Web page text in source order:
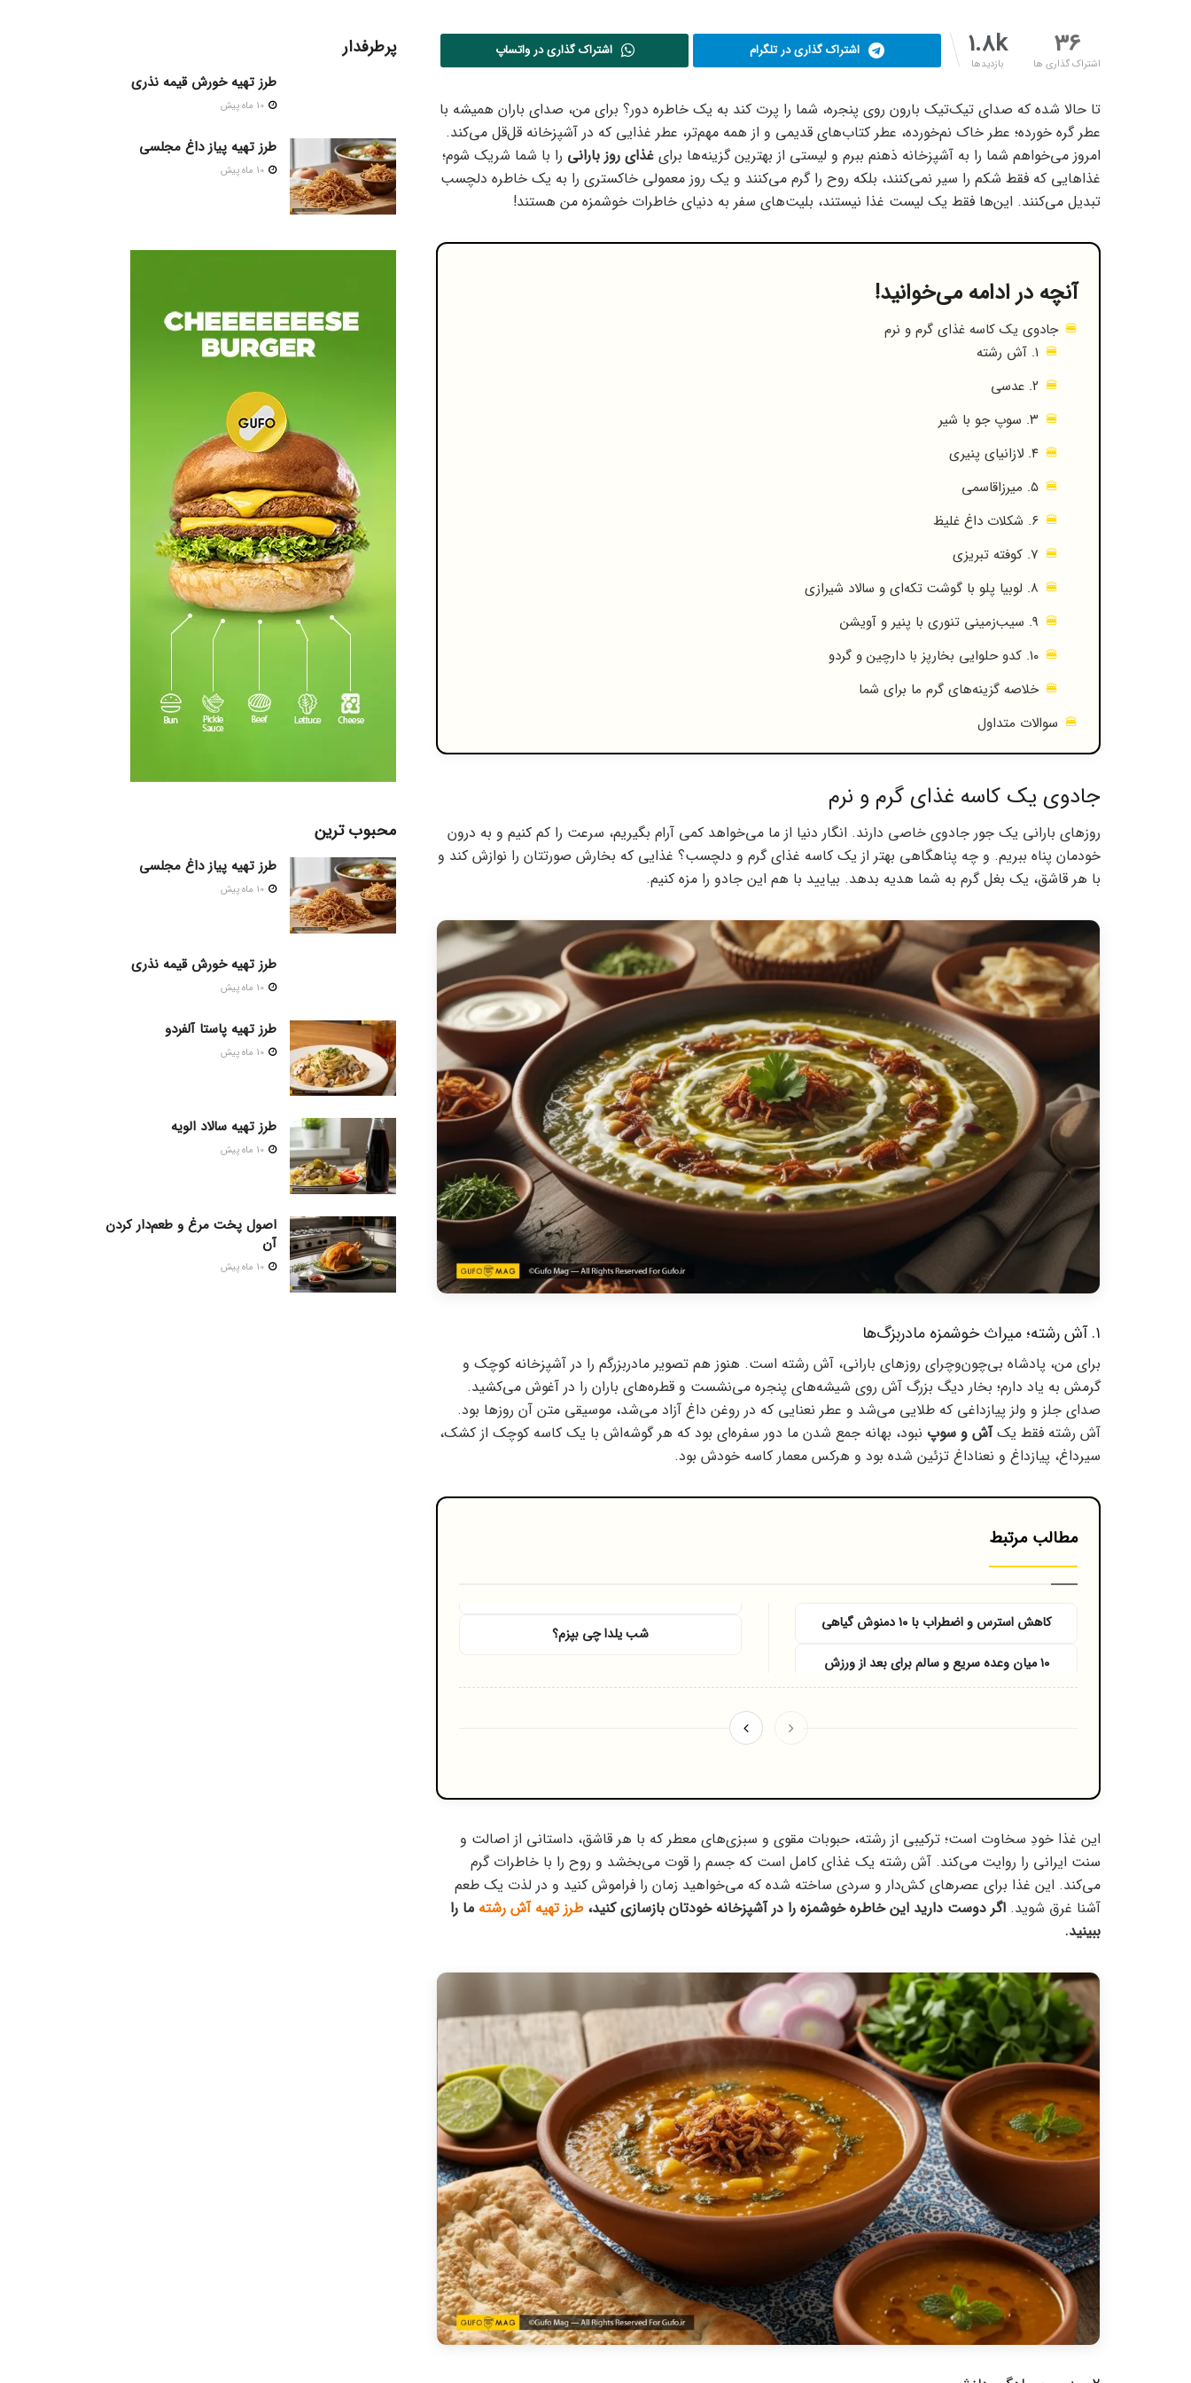
36
اشتراک گذاری ها
1.8k
بازدیدها
اشتراک گذاری در تلگرام اشتراک گذاری در واتساپ
تا حالا شده که صدای تیک‌تیک بارون روی پنجره، شما را پرت کند به یک خاطره دور؟ برای من، صدای باران همیشه با
عطر گره خورده؛ عطر خاک نم‌خورده، عطر کتاب‌های قدیمی و از همه مهم‌تر، عطر غذایی که در آشپزخانه قل‌قل می‌کند.
امروز می‌خواهم شما را به آشپزخانه ذهنم ببرم و لیستی از بهترین گزینه‌ها برای غذای روز بارانی را با شما شریک شوم؛
غذاهایی که فقط شکم را سیر نمی‌کنند، بلکه روح را گرم می‌کنند و یک روز معمولی خاکستری را به یک خاطره دلچسب
تبدیل می‌کنند. این‌ها فقط یک لیست غذا نیستند، بلیت‌های سفر به دنیای خاطرات خوشمزه من هستند!
آنچه در ادامه می‌خوانید!
جادوی یک کاسه غذای گرم و نرم
۱. آش رشته
۲. عدسی
۳. سوپ جو با شیر
۴. لازانیای پنیری
۵. میرزاقاسمی
۶. شکلات داغ غلیظ
۷. کوفته تبریزی
۸. لوبیا پلو با گوشت تکه‌ای و سالاد شیرازی
۹. سیب‌زمینی تنوری با پنیر و آویشن
۱۰. کدو حلوایی بخارپز با دارچین و گردو
خلاصه گزینه‌های گرم ما برای شما
سوالات متداول
جادوی یک کاسه غذای گرم و نرم
روزهای بارانی یک جور جادوی خاصی دارند. انگار دنیا از ما می‌خواهد کمی آرام بگیریم، سرعت را کم کنیم و به درون
خودمان پناه ببریم. و چه پناهگاهی بهتر از یک کاسه غذای گرم و دلچسب؟ غذایی که بخارش صورتتان را نوازش کند و
با هر قاشق، یک بغل گرم به شما هدیه بدهد. بیایید با هم این جادو را مزه کنیم.
۱. آش رشته؛ میراث خوشمزه مادربزگ‌ها
برای من، پادشاه بی‌چون‌وچرای روزهای بارانی، آش رشته است. هنوز هم تصویر مادربزرگم را در آشپزخانه کوچک و
گرمش به یاد دارم؛ بخار دیگ بزرگ آش روی شیشه‌های پنجره می‌نشست و قطره‌های باران را در آغوش می‌کشید.
صدای جلز و ولز پیازداغی که طلایی می‌شد و عطر نعنایی که در روغن داغ آزاد می‌شد، موسیقی متن آن روزها بود.
آش رشته فقط یکآش و سوپ نبود، بهانه جمع شدن ما دور سفره‌ای بود که هر گوشه‌اش با یک کاسه کوچک از کشک،
سیرداغ، پیازداغ و نعناداغ تزئین شده بود و هرکس معمار کاسه خودش بود.
مطالب مرتبط
کاهش استرس و اضطراب با ۱۰ دمنوش گیاهی
۱۰ میان‌ وعده سریع و سالم برای بعد از ورزش
شب یلدا چی بپزم؟
این غذا خودِ سخاوت است؛ ترکیبی از رشته، حبوبات مقوی و سبزی‌های معطر که با هر قاشق، داستانی از اصالت و
سنت ایرانی را روایت می‌کند. آش رشته یک غذای کامل است که جسم را قوت می‌بخشد و روح را با خاطرات گرم
می‌کند. این غذا برای عصرهای کش‌دار و سردی ساخته شده که می‌خواهید زمان را فراموش کنید و در لذت یک طعم
آشنا غرق شوید. اگر دوست دارید این خاطره خوشمزه را در آشپزخانه خودتان بازسازی کنید،طرز تهیه آش رشته ما را
ببینید.
پرطرفدار
طرز تهیه خورش قیمه نذری
طرز تهیه پیاز داغ مجلسی
محبوب ترین
طرز تهیه پیاز داغ مجلسی
طرز تهیه خورش قیمه نذری
طرز تهیه پاستا آلفردو
طرز تهیه سالاد الویه
اصول پخت مرغ و طعم‌دار کردن
آن